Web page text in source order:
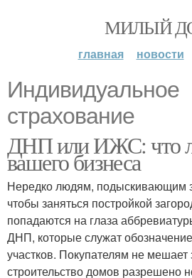
МИЛЫЙ
главная новости
Индивидуальное
страхование
ДНП или ИЖС: что
вашего бизнеса
Нередко людям, подыскивающим
чтобы заняться постройкой
попадаются на глаза
ДНП, которые служат
участков. Покупателям не мешает
строительство домов разрешено